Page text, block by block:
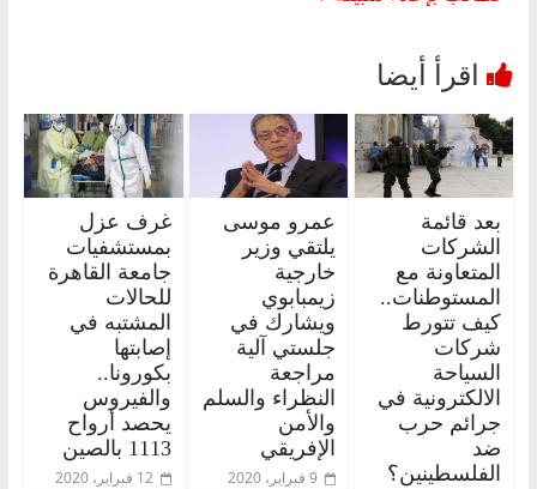
بعد قائمة
الشركات
المتعاونة مع
المستوطنات..
كيف تتورط
شركات
السياحة
الالكترونية في
جرائم حرب
ضد
الفلسطينين؟
عمرو موسى
يلتقي وزير
خارجية
زيمبابوي
ويشارك في
جلستي آلية
مراجعة
النظراء والسلم
والأمن
الإفريقي
9 فبراير، 2020
غرف عزل
بمستشفيات
جامعة القاهرة
للحالات
المشتبه في
إصابتها
بكورونا..
والفيروس
يحصد أرواح
1113 بالصين
12 فبراير، 2020